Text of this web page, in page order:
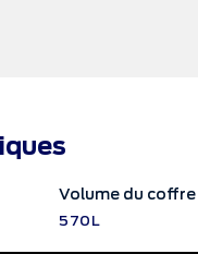
Volume du coffre
570L